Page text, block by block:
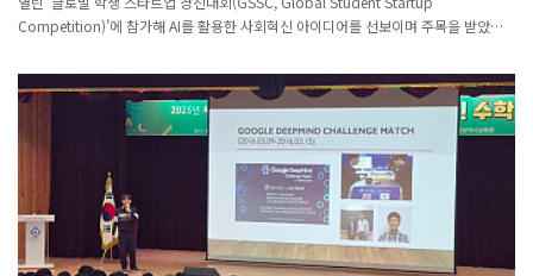
가 핵심 산업 경쟁력 강화에 기여했다.이번 수상은 POSTECH이 대수기하학, 3D 바이
오프린팅, 반도체, 기초과학 등 첨단 분야에서 이룬 연구 성과가 국가적으로 인정받은
기술 발전과 미래 성장 동력 확보에 더욱 기여하겠다”라고 밝혔다. 출처 : 교수신문
(http://www.kyosu.net)
Competition)’에 참가해 AI를 활용한 사회혁신 아이디어를 선보이며 주목을 받았
창업 무대에서 창의성과 혁신 역량을 빛냈다.포스텍은 최근 서울에서 열린 ‘글로벌 학
생 스타트업 경진대회(GSSC, Global Student Startup Competition)’에 참가해 AI
를 활용한 사회혁신 아이디어를 선보이며 주목을 받았다.GSSC는 올해 처음 개최된 국
제 창업 경진대회로, 아시안 리더십 컨퍼런스(ALC)의 일환으로 지난 5월 18일부터 22
일까지 진행됐다.‘인간 중심 AI: AI를 활용한 인류 사회 개선(Human-Centered AI:
Improving Human Society Using AI)’을 주제로 열린 이번 대회에는 서울대, 이화여
대 등 국내 주요 대학은 물론, 하버드대, 코넬대, UC버클리, USC, 알토대 등 세계적인
명문대 학생들이 참가했다.포스텍에서는 글로컬대학 사업의 지원을 받아 학부생 예비
창업팀 두 팀이 참가했다.‘ThinkBrew’ 팀(대표 유혜인·IT융합공학과)은 AI 기반 맞춤